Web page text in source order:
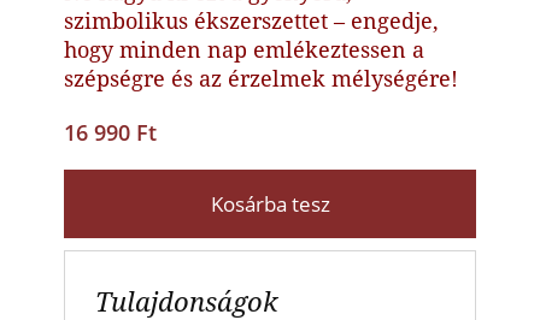
szimbolikus ékszerszettet – engedje,
hogy minden nap emlékeztessen a
szépségre és az érzelmek mélységére!
16 990 Ft
Kosárba tesz
Tulajdonságok